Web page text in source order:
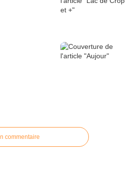
commentaire